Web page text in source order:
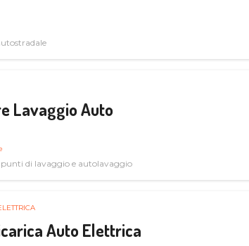
Lavaggio Auto
punti di lavaggio e autolavaggio
Auto Elettrica